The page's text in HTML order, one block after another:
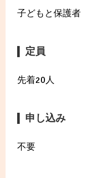
子どもと保護者
定員
先着20人
申し込み
不要